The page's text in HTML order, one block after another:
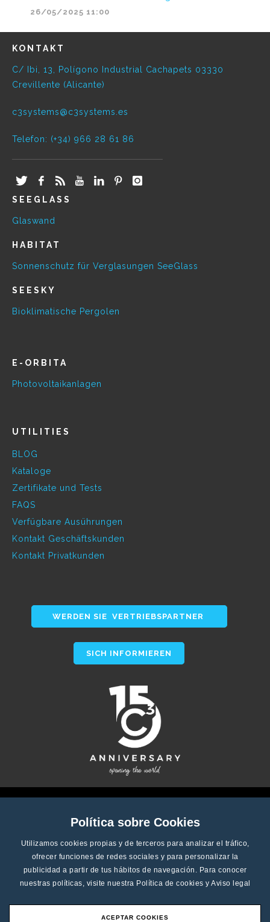
Política sobre Cookies
Utilizamos cookies propias y de terceros para analizar el tráfico,
ofrecer funciones de redes sociales y para personalizar la
publicidad a partir de tus hábitos de navegación. Para conocer
nuestras políticas, visite nuestra Política de cookies y Aviso legal
ACEPTAR COOKIES
26/05/2025 11:00
KONTAKT
C/ Ibi, 13, Polígono Industrial Cachapets 03330
Crevillente (Alicante)
c3systems@c3systems.es
Telefon: (+34) 966 28 61 86
SEEGLASS
Glaswand
HABITAT
Sonnenschutz für Verglasungen SeeGlass
SEESKY
Bioklimatische Pergolen
E-ORBITA
Photovoltaikanlagen
UTILITIES
BLOG
Kataloge
Zertifikate und Tests
FAQS
Verfügbare Ausührungen
Kontakt Geschäftskunden
Kontakt Privatkunden
WERDEN SIE VERTRIEBSPARTNER
SICH INFORMIEREN